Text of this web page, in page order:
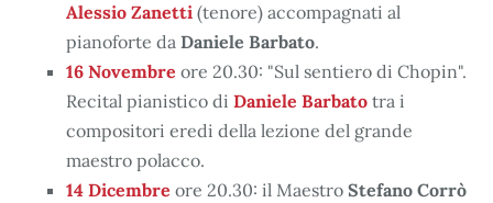
Alessio Zanetti (tenore) accompagnati al
pianoforte da Daniele Barbato.
16 Novembre ore 20.30: "Sul sentiero di Chopin".
Recital pianistico di Daniele Barbato tra i
compositori eredi della lezione del grande
maestro polacco.
14 Dicembre ore 20.30: il Maestro Stefano Corrò